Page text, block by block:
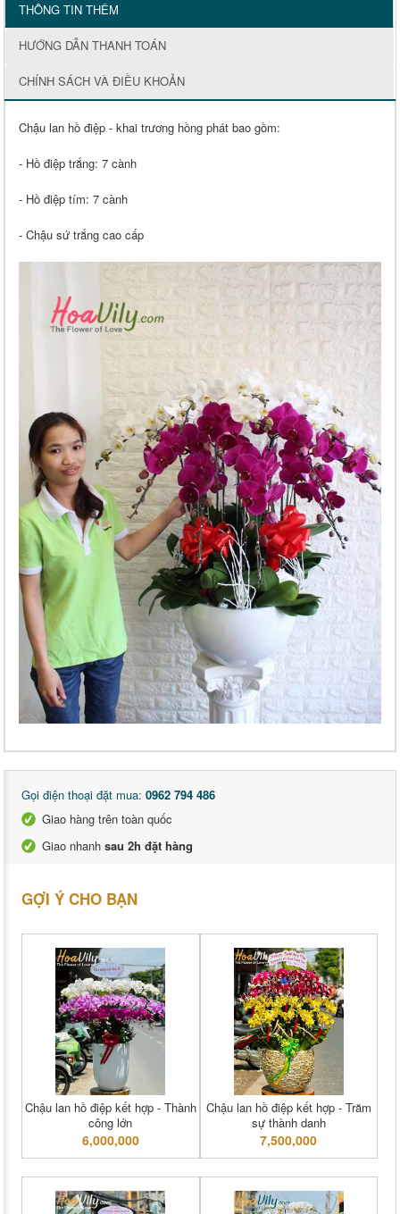
THÔNG TIN THÊM
HƯỚNG DẪN THANH TOÁN
CHÍNH SÁCH VÀ ĐIỀU KHOẢN
Chậu lan hồ điệp - khai trương hồng phát bao gồm:
- Hồ điệp trắng: 7 cành
- Hồ điệp tím: 7 cành
- Chậu sứ trắng cao cấp
Gọi điện thoại đặt mua: 0962 794 486
Giao hàng trên toàn quốc
Giao nhanh sau 2h đặt hàng
GỢI Ý CHO BẠN
Chậu lan hồ điệp kết hợp - Thành
công lớn
6,000,000
Chậu lan hồ điệp kết hợp - Trăm
sự thành danh
7,500,000